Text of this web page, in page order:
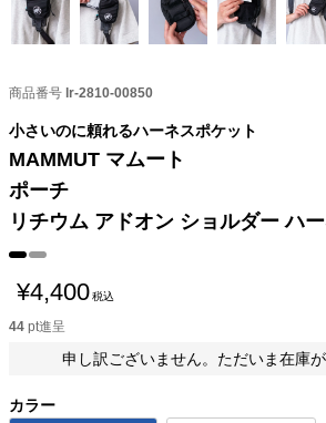
商品番号 lr-2810-00850
小さいのに頼れるハーネスポケット
MAMMUT マムート
ポーチ
リチウム アドオン ショルダー ハ
¥4,400税込
44 pt進呈
申し訳ございません。ただいま在庫が
カラー